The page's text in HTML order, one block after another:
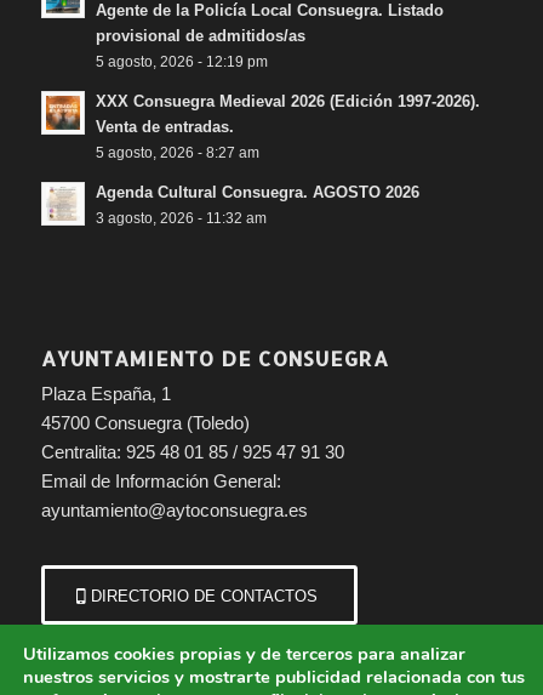
Agente de la Policía Local Consuegra. Listado
provisional de admitidos/as
5 agosto, 2026 - 12:19 pm
XXX Consuegra Medieval 2026 (Edición 1997-2026).
Venta de entradas.
5 agosto, 2026 - 8:27 am
Agenda Cultural Consuegra. AGOSTO 2026
3 agosto, 2026 - 11:32 am
AYUNTAMIENTO DE CONSUEGRA
Plaza España, 1
45700 Consuegra (Toledo)
Centralita: 925 48 01 85 / 925 47 91 30
Email de Información General:
ayuntamiento@aytoconsuegra.es
DIRECTORIO DE CONTACTOS
Utilizamos cookies propias y de terceros para analizar
nuestros servicios y mostrarte publicidad relacionada con tus